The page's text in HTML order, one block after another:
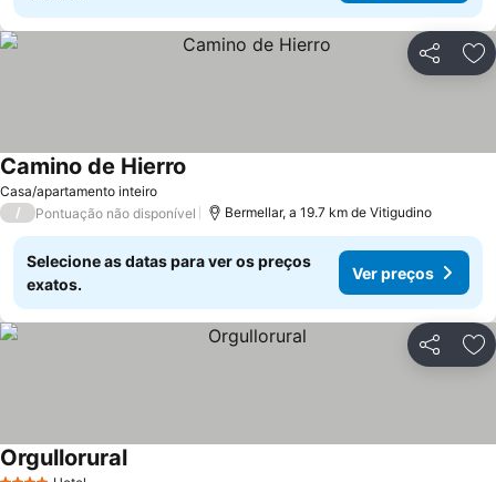
Partilhar
Casa/apartamento inteiro
Camino de Hierro
/ Pontuação não disponível Bermellar, a 19.7 km de Vitigudino
Selecione as datas para ver os preços
exatos.
Ver preços
Partilhar
Orgullorural